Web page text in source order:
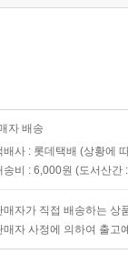
고양이들과 시인
양이 소르바스는
! 오직 날려고 노력
박차고 비가 내
액체 방울들이 하염
자 배송
배사 : 롯데택배 (상황에
송비 : 6,000원 (도서산간
매자가 직접 배송하는 상
매자 사정에 의하여 출고